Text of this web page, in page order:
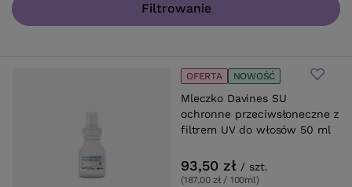
Filtrowanie
Mleczko Davines SU
ochronne przeciwsłoneczne z
filtrem UV do włosów 50 ml
OFERTA NOWOŚĆ
93,50 zł / szt.
(187,00 zł / 100ml)